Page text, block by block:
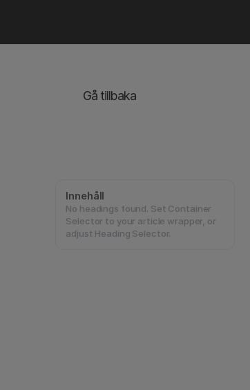
Gå tillbaka
Innehåll
No headings found. Set Container
Selector to your article wrapper, or
adjust Heading Selector.